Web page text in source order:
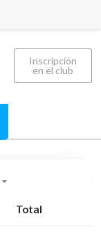
Inscripción
en el club
Total